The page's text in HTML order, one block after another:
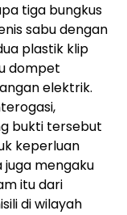
tiga bungkus
sabu dengan
plastik klip
dompet
elektrik.
bukti tersebut
keperluan
juga mengaku
itu dari
di wilayah